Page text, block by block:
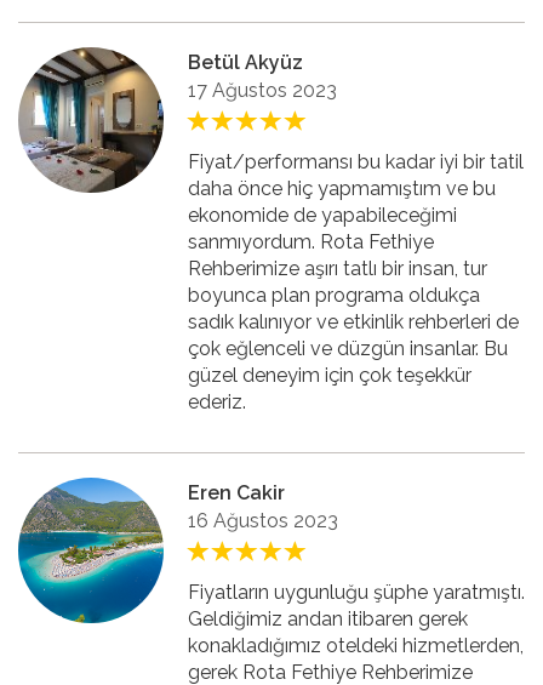
Betül Akyüz
17 Ağustos 2023
Fiyat/performansı bu kadar iyi bir tatil
daha önce hiç yapmamıştım ve bu
ekonomide de yapabileceğimi
sanmıyordum. Rota Fethiye
Rehberimize aşırı tatlı bir insan, tur
boyunca plan programa oldukça
sadık kalınıyor ve etkinlik rehberleri de
çok eğlenceli ve düzgün insanlar. Bu
güzel deneyim için çok teşekkür
ederiz.
Eren Cakir
16 Ağustos 2023
Fiyatların uygunluğu şüphe yaratmıştı.
Geldiğimiz andan itibaren gerek
konakladığımız oteldeki hizmetlerden,
gerek Rota Fethiye Rehberimize